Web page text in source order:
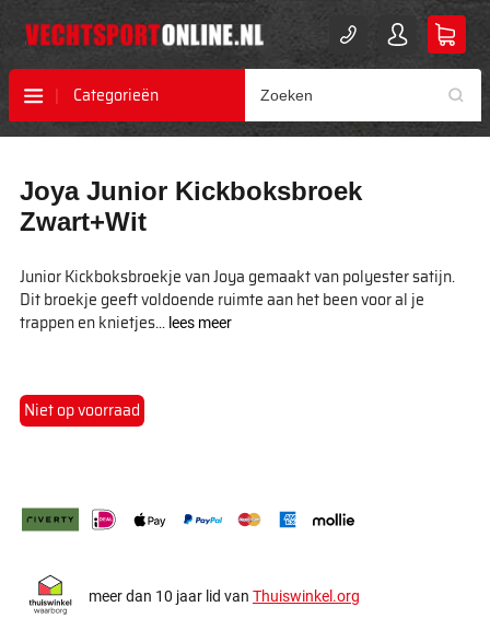
Categorieën
naar
het
einde
de
afbeeldingen-
gallerij
naar
het
begin
de
afbeeldingen-
gallerij
Joya Junior Kickboksbroek
Zwart+Wit
Junior Kickboksbroekje van Joya gemaakt van polyester satijn.
Dit broekje geeft voldoende ruimte aan het been voor al je
trappen en knietjes... lees meer
Niet op voorraad
meer dan 10 jaar lid van Thuiswinkel.org